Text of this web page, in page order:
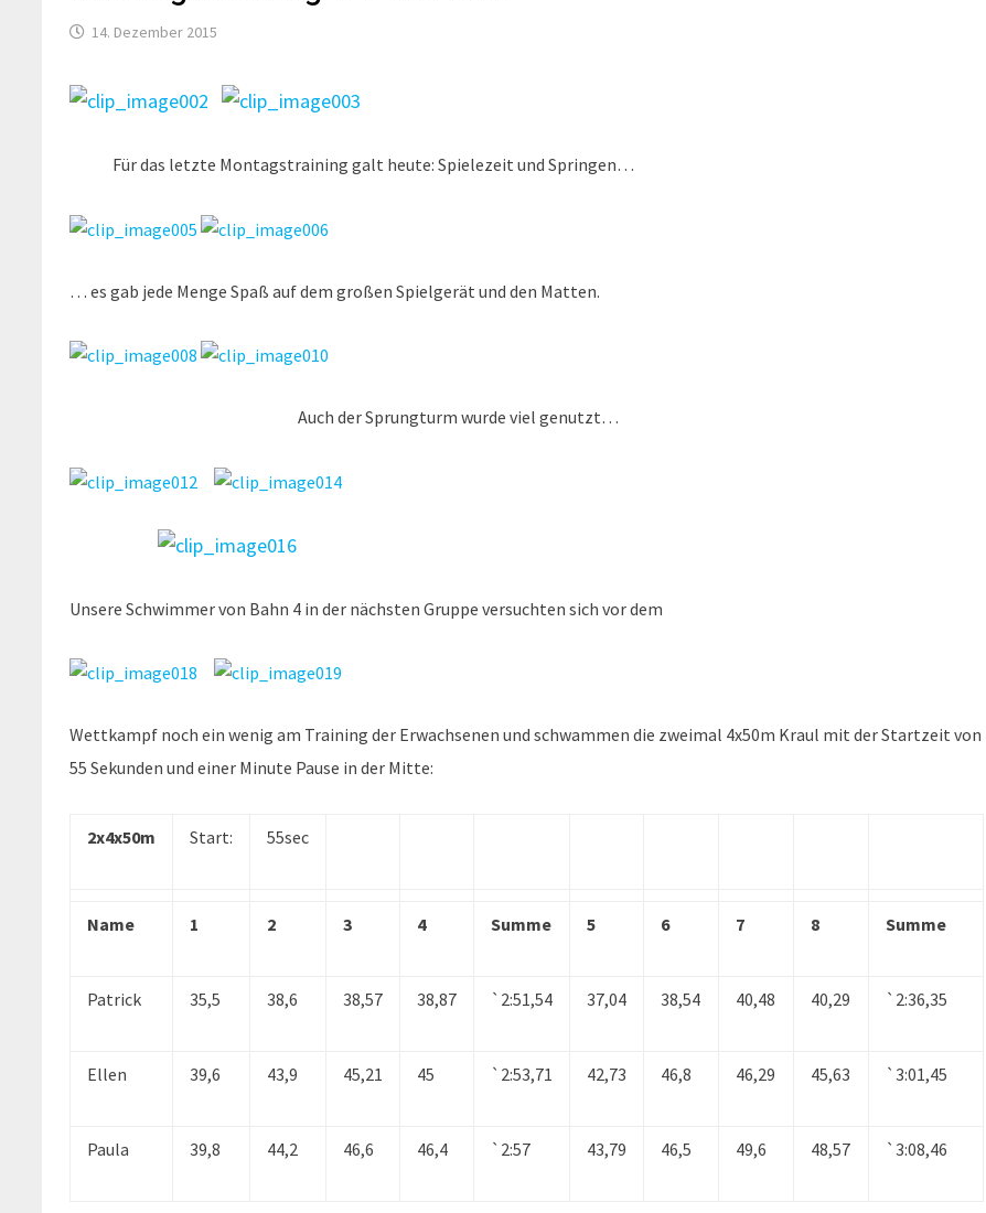
14. Dezember 2015
Für das letzte Montagstraining galt heute: Spielezeit und Springen…
… es gab jede Menge Spaß auf dem großen Spielgerät und den Matten.
Auch der Sprungturm wurde viel genutzt…
Unsere Schwimmer von Bahn 4 in der nächsten Gruppe versuchten sich vor dem
Wettkampf noch ein wenig am Training der Erwachsenen und schwammen die zweimal 4x50m Kraul mit der Startzeit von
55 Sekunden und einer Minute Pause in der Mitte:
2x4x50m Start: 55sec
Name 1 2 3 4 Summe 5 6 7 8 Summe
Patrick 35,5 38,6 38,57 38,87 `2:51,54 37,04 38,54 40,48 40,29 `2:36,35
Ellen 39,6 43,9 45,21 45 `2:53,71 42,73 46,8 46,29 45,63 `3:01,45
Paula 39,8 44,2 46,6 46,4 `2:57 43,79 46,5 49,6 48,57 `3:08,46